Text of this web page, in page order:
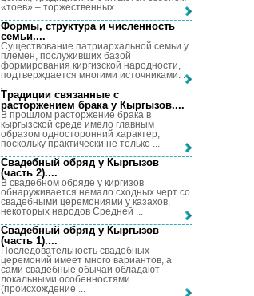
«тоев» – торжественных ...
Формы, структура и численность
семьи....
Существование патриархальной семьи у
племен, послуживших базой
формирования киргизской народности,
подтверждается многими источниками. ...
Традиции связанные с
расторжением брака у Кыргызов....
В прошлом расторжение брака в
кыргызской среде имело главным
образом односторонний характер,
поскольку практически не только ...
Свадебный обряд у Кыргызов
(часть 2)....
В свадебном обряде у киргизов
обнаруживается немало сходных черт со
свадебными церемониями у казахов,
некоторых народов Средней ...
Свадебный обряд у Кыргызов
(часть 1)....
Последовательность свадебных
церемоний имеет много вариантов, а
сами свадебные обычаи обладают
локальными особенностями
(происхождение ...